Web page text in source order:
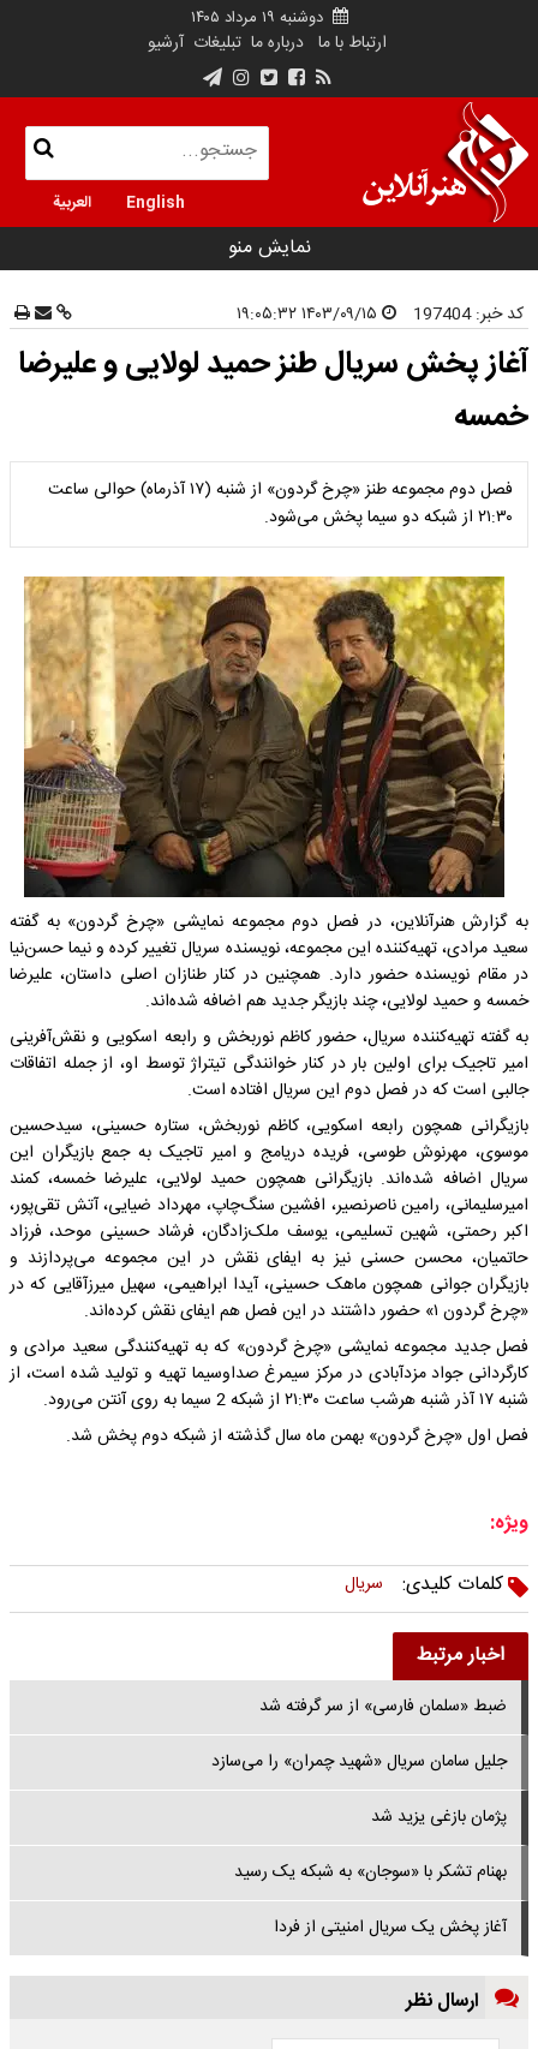
دوشنبه ۱۹ مرداد ۱۴۰۵
ارتباط با ما درباره ما تبلیغات آرشیو
English العربية
نمایش منو
کد خبر:197404
آغاز پخش سریال طنز حمید لولایی و علیرضا
خمسه
فصل دوم مجموعه طنز «چرخ گردون» از شنبه (۱۷ آذرماه) حوالی ساعت
۲۱:۳۰ از شبکه دو سیما پخش می‌شود.
به گزارش هنرآنلاین، در فصل دوم مجموعه نمایشی «چرخ گردون» به گفته
سعید مرادی، تهیه‌کننده این مجموعه، نویسنده سریال تغییر کرده و نیما حسن‌نیا
در مقام نویسنده حضور دارد. همچنین در کنار طنازان اصلی داستان، علیرضا
خمسه و حمید لولایی، چند بازیگر جدید هم اضافه شده‌اند.
به گفته تهیه‌کننده سریال، حضور کاظم نوربخش و رابعه اسکویی و نقش‌آفرینی
امیر تاجیک برای اولین بار در کنار خوانندگی تیتراژ توسط او، از جمله اتفاقات
جالبی است که در فصل دوم این سریال افتاده است.
بازیگرانی همچون رابعه اسکویی، کاظم نوربخش، ستاره حسینی، سیدحسین
موسوی، مهرنوش طوسی، فریده دریامج و امیر تاجیک به جمع بازیگران این
سریال اضافه شده‌اند. بازیگرانی همچون حمید لولایی، علیرضا خمسه، کمند
امیرسلیمانی، رامین ناصرنصیر، افشین سنگ‌چاپ، مهرداد ضیایی، آتش تقی‌پور،
اکبر رحمتی، شهین تسلیمی، یوسف ملک‌زادگان، فرشاد حسینی موحد، فرزاد
حاتمیان، محسن حسنی نیز به ایفای نقش در این مجموعه می‌پردازند و
بازیگران جوانی همچون ماهک حسینی، آیدا ابراهیمی، سهیل میرزآقایی که در
«چرخ گردون ۱» حضور داشتند در این فصل هم ایفای نقش کرده‌اند.
فصل جدید مجموعه نمایشی «چرخ گردون» که به تهیه‌کنندگی سعید مرادی و
کارگردانی جواد مزدآبادی در مرکز سیمرغ صداوسیما تهیه و تولید شده است، از
شنبه ۱۷ آذر شنبه هرشب ساعت ۲۱:۳۰ از شبکه 2 سیما به روی آنتن می‌رود.
فصل اول «چرخ گردون» بهمن ماه سال گذشته از شبکه دوم پخش شد.
ویژه:
کلمات کلیدی:
سریال
اخبار مرتبط
ضبط «سلمان فارسی» از سر گرفته شد
جلیل سامان سریال «شهید چمران» را می‌سازد
پژمان بازغی یزید شد
بهنام تشکر با «سوجان» به شبکه یک رسید
آغاز پخش یک سریال امنیتی از فردا
ارسال نظر